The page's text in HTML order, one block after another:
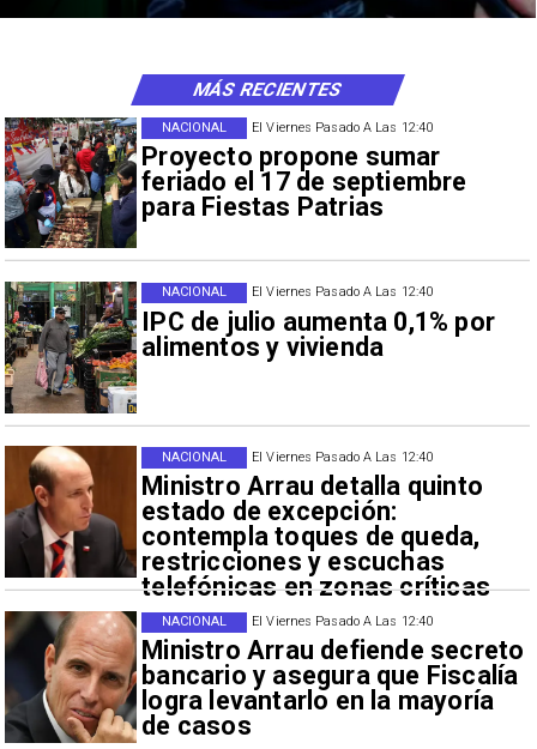
El Viernes Pasado A Las 12:40
Proyecto propone sumar
feriado el 17 de septiembre
para Fiestas Patrias
NACIONAL
El Viernes Pasado A Las 12:40
IPC de julio aumenta 0,1% por
alimentos y vivienda
NACIONAL
El Viernes Pasado A Las 12:40
Ministro Arrau detalla quinto
estado de excepción:
contempla toques de queda,
restricciones y escuchas
telefónicas en zonas críticas
NACIONAL
El Viernes Pasado A Las 12:40
Ministro Arrau defiende secreto
bancario y asegura que Fiscalía
logra levantarlo en la mayoría
de casos
NACIONAL
MÁS RECIENTES